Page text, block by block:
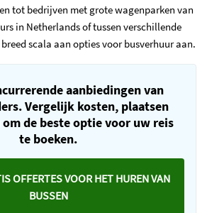
tot bedrijven met grote wagenparken van
in Netherlands of tussen verschillende
scala aan opties voor busverhuur aan.
aanbiedingen van
Vergelijk kosten, plaatsen
de beste optie voor uw reis
te boeken.
OFFERTES VOOR HET HUREN VAN
BUSSEN